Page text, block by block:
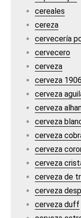
cereales
cereza
cervecería
cervecero
cerveza
cerveza 1906
cerveza
cerveza
cerveza
cerveza
cerveza
cerveza
cerveza de
cerveza
cerveza duff